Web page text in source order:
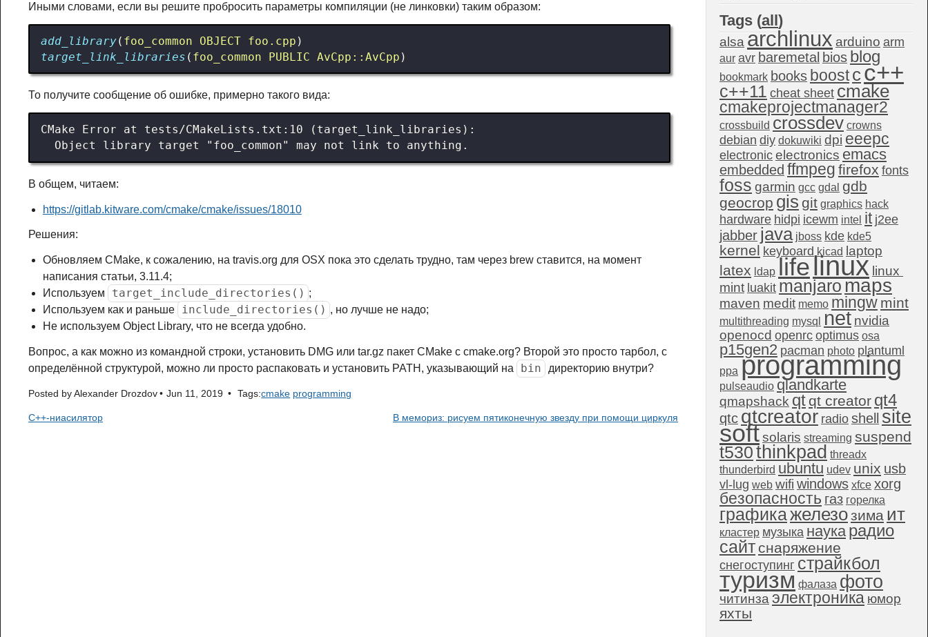
Иными словами, если вы решите пробросить параметры компиляции (не линковки) таким образом:
add_library( foo_common OBJECT foo.cpp )
target_link_libraries ( foo_common PUBLIC AvCpp::AvCpp )
То получите сообщение об ошибке, примерно такого вида:
В общем, читаем:
https://gitlab.kitware.com/cmake/cmake/issues/18010
Решения:
Обновляем CMake, к сожалению, на travis.org для OSX пока это сделать трудно, там через brew ставится, на момент
написания статьи, 3.11.4;
Используем
target_include_directories() ;
Используем как и раньше
include_directories() , но лучше не надо;
Не используем Object Library, что не всегда удобно.
Вопрос, а как можно из командной строки, установить DMG или tar.gz пакет CMake с cmake.org? Второй это просто тарбол, с
определённой структурой, можно ли просто распаковать и установить PATH, указывающий на
bin директорию внутри?
Posted by Alexander Drozdov Jun 11, 2019 Tags:cmake programming
C++-ниасилятор В мемориз: рисуем пятиконечную звезду при помощи циркуля
Tags (all)
alsaarchlinux arduino arm
aur avr baremetal bios blog
bookmark books boost cc++
c++11 cheat sheet cmake
cmakeprojectmanager2
crossbuild crossdev crowns
debian diy dokuwiki dpi eeepc
electronic electronics emacs
embedded ffmpeg firefox fonts
foss garmin gcc gdal gdb
geocrop gis git graphics hack
hardware hidpi icewm intel it j2ee
jabber java jboss kde kde5
kernel keyboard kicad laptop
latex ldap lifelinux linux
mint luakit manjaromaps
maven medit memo mingw mint
multithreading mysql net nvidia
openocd openrc optimus osa
p15gen2 pacman photo plantuml
ppa programming
pulseaudio qlandkarte
qmapshack qt qt creator qt4
qtc qtcreator radio shell site
softsolaris streaming suspend
t530thinkpad threadx
thunderbird ubuntu udev unix usb
vl-lug web wifi windows xfce xorg
безопасность газ горелка
графикажелезозима ит
кластер музыка наука радио
сайт снаряжение
снегоступинг страйкбол
туризм фалаза фото
читинзаэлектроника юмор
яхты